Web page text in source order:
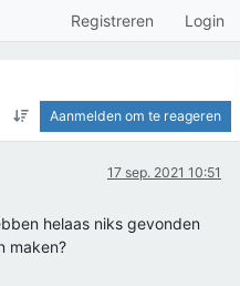
Registreren Login
Aanmelden om te reageren
17 sep. 2021 10:51
helaas niks gevonden
maken?